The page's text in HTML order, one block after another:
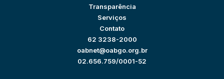
Transparência
Serviços
Contato
62 3238-2000
oabnet@oabgo.org.br
02.656.759/0001-52